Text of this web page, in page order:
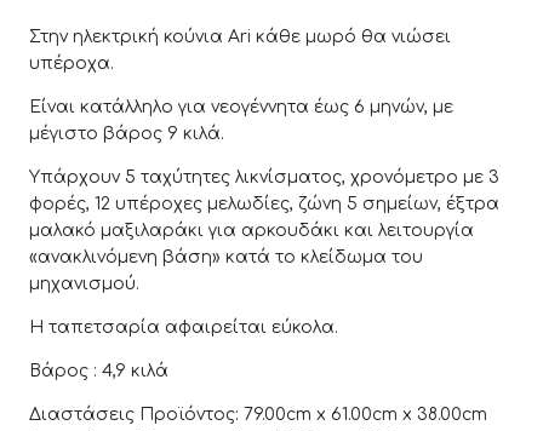
Στην ηλεκτρική κούνια Ari κάθε μωρό θα νιώσει
υπέροχα.
Είναι κατάλληλο για νεογέννητα έως 6 μηνών, με
μέγιστο βάρος 9 κιλά.
Υπάρχουν 5 ταχύτητες λικνίσματος, χρονόμετρο με 3
φορές, 12 υπέροχες μελωδίες, ζώνη 5 σημείων, έξτρα
μαλακό μαξιλαράκι για αρκουδάκι και λειτουργία
«ανακλινόμενη βάση» κατά το κλείδωμα του
μηχανισμού.
Η ταπετσαρία αφαιρείται εύκολα.
Βάρος : 4,9 κιλά
Διαστάσεις Προϊόντος: 79.00cm x 61.00cm x 38.00cm